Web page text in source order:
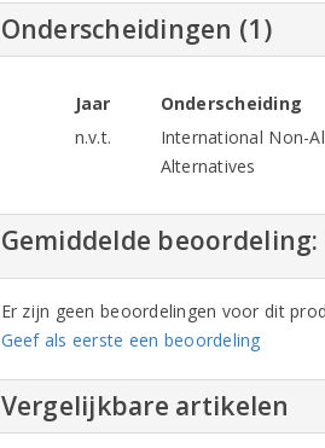
Onderscheidingen (1)
Jaar
Onderscheiding
n.v.t.
International Non-
Alternatives
Gemiddelde beoordeling:
Er zijn geen beoordelingen voor dit
Geef als eerste een beoordeling
Vergelijkbare artikelen